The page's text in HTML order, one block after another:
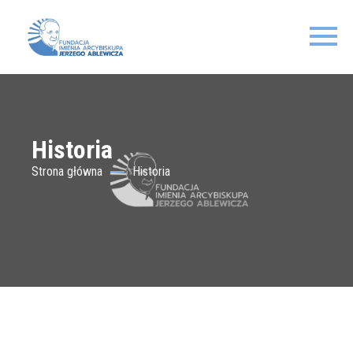
Historia
Strona główna Historia